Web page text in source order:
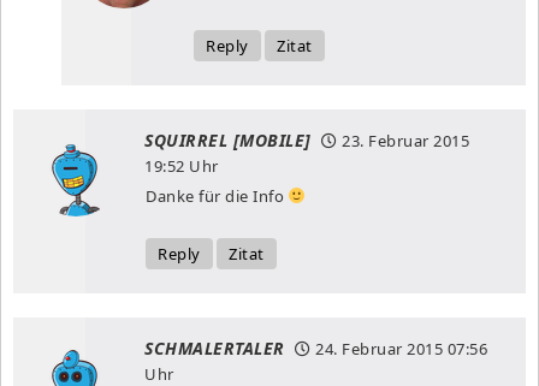
Reply Zitat
SQUIRREL [MOBILE]
23. Februar 2015
19:52 Uhr
Danke für die Info
Reply Zitat
SCHMALERTALER 24. Februar 2015 07:56
Uhr